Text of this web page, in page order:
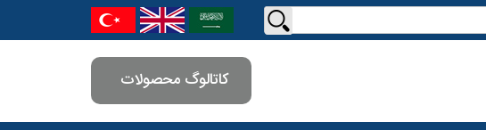
کاتالوگ محصولات